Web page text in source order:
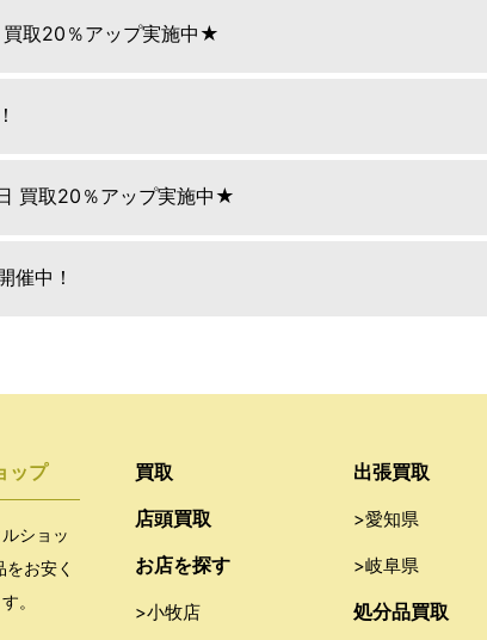
買取20％アップ実施中★
買取20％アップ実施中★
催中！
ップ
ショッ
お安く
。
買取
店頭買取
お店を探す
>小牧店
出張買取
>愛知県
>岐阜県
処分品買取